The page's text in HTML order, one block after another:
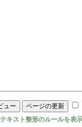
テキスト整形のルールを表